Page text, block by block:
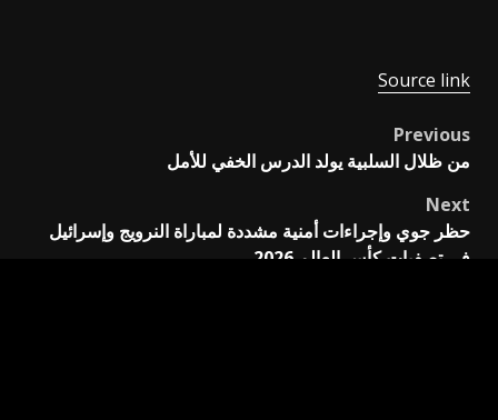
Source link
Post
navigation
Previous
من ظلال السلبية يولد الدرس الخفي للأمل
Next
حظر جوي وإجراءات أمنية مشددة لمباراة النرويج وإسرائيل
في تصفيات كأس العالم 2026